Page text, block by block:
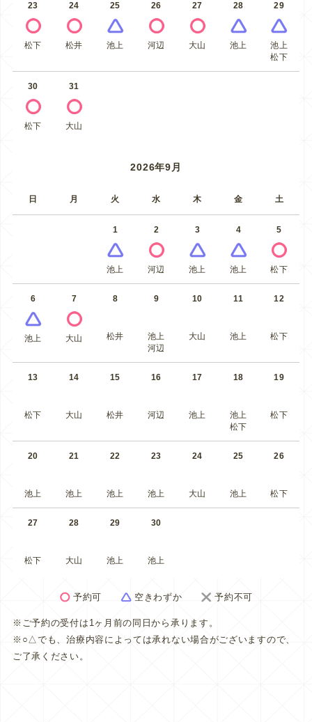
23
松下
24
松井
25
池上
26
河辺
27
大山
28
池上
29
池上
松下
30
松下
31
大山
2026年9月
日 月 火 水 木 金 土
1
池上
2
河辺
3
池上
4
池上
5
松下
6
池上
7
大山
8
松井
9
池上
河辺
10
大山
11
池上
12
松下
13
松下
14
大山
15
松井
16
河辺
17
池上
18
池上
松下
19
松下
20
池上
21
池上
22
池上
23
池上
24
大山
25
池上
26
松下
27
松下
28
大山
29
池上
30
池上
予約可 空きわずか 予約不可
※ご予約の受付は1ヶ月前の同日から承ります。
※○△でも、治療内容によっては承れない場合がございますので、
ご了承ください。